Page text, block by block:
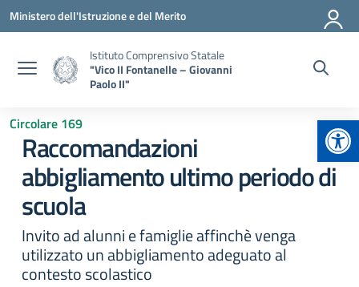
Vai ai contenuti
Vai al menu di navigazione
Vai al footer
Ministero dell'Istruzione e del Merito
Istituto Comprensivo Statale
"Vico II Fontanelle – Giovanni
Paolo II"
Circolare 169
Raccomandazioni
abbigliamento ultimo periodo di
scuola
Invito ad alunni e famiglie affinchè venga
utilizzato un abbigliamento adeguato al
contesto scolastico